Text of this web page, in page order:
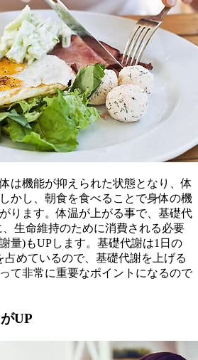
は機能が抑えられた状態となり、体
かし、朝食を食べることで身体の機
ります。体温が上がる事で、基礎代
生命維持のために消費される必要
量)もUPします。基礎代謝は1日の
占めているので、基礎代謝を上げる
て非常に重要なポイントになるので
UP